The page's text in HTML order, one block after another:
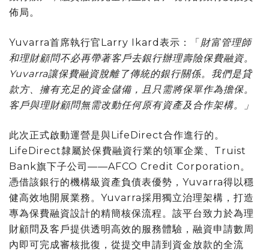
佈局。
Yuvarra首席執行官Larry Ikard表示：「財富管理師
和理財顧問不必再帶著客戶去銀行辦理壽險保費融資。
Yuvarra讓保費融資脫離了傳統的銀行關係。我們是貸
款方、擁有充足的資金儲備，且只需將保單作為擔保。
客戶與理財顧問無需改動任何原有資產及合作架構。」
此次正式啟動運營是與LifeDirect合作進行的。
LifeDirect隸屬於保費融資行業的領軍企業、Truist
Bank旗下子公司——AFCO Credit Corporation。
憑借該銀行的機構級資產負債表優勢，Yuvarra得以穩
健高效地開展業務。Yuvarra採用獨立治理架構，打造
專為保費融資設計的精簡核保流程。該平台致力於為理
財顧問及客戶提供透明高效的服務體驗，融資申請數周
內即可完成審核批復，從提交申請到資金放款的全流